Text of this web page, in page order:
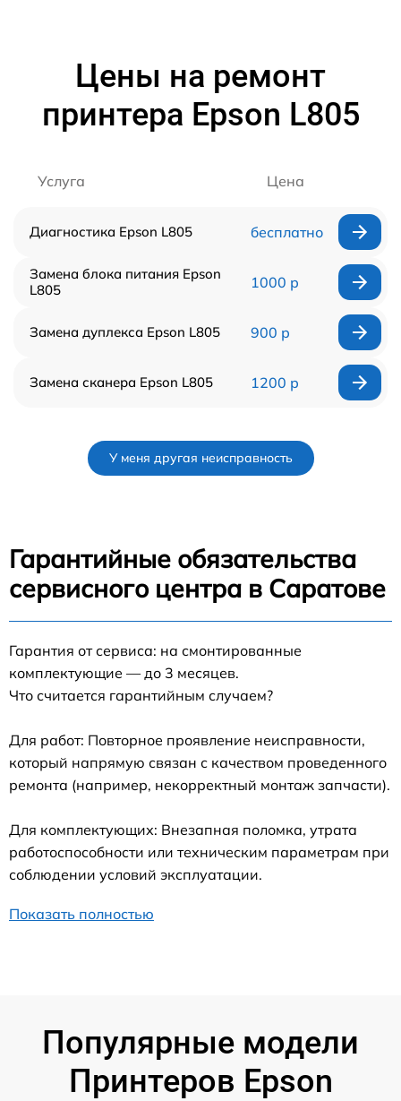
Цены на ремонт
принтера Epson L805
Услуга Цена
Диагностика Epson L805 бесплатно
Замена блока питания Epson
L805
1000 р
Замена дуплекса Epson L805 900 р
Замена сканера Epson L805 1200 р
У меня другая неисправность
Гарантийные обязательства
сервисного центра в Саратове
Гарантия от сервиса: на смонтированные
комплектующие — до 3 месяцев.
Что считается гарантийным случаем?
Для работ: Повторное проявление неисправности,
который напрямую связан с качеством проведенного
ремонта (например, некорректный монтаж запчасти).
Для комплектующих: Внезапная поломка, утрата
работоспособности или техническим параметрам при
соблюдении условий эксплуатации.
Показать полностью
Популярные модели
Принтеров Epson